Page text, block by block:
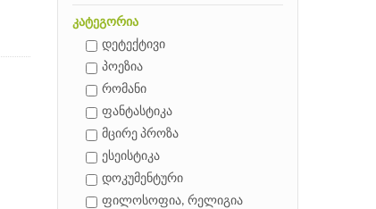
კატეგორია
დეტექტივი
პოეზია
რომანი
ფანტასტიკა
მცირე პროზა
ესეისტიკა
დოკუმენტური
ფილოსოფია, რელიგია